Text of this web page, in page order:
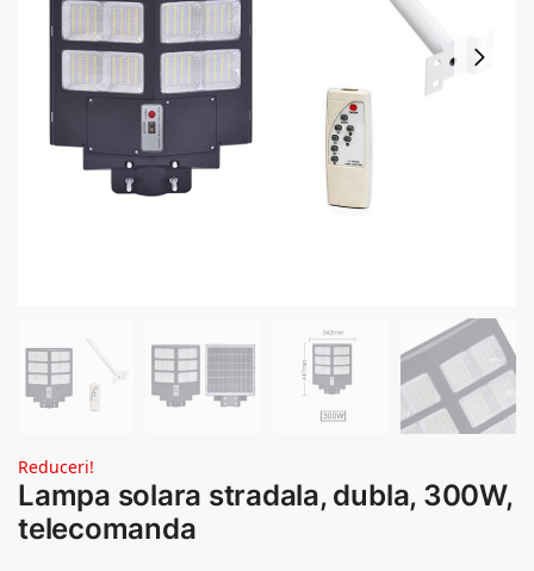
Reduceri!
Lampa solara stradala, dubla, 300W,
telecomanda